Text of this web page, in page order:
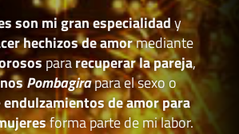
son mi gran especialidady
hechizos de amormediante
pararecuperar la pareja,
Pombagirapara el sexo o
endulzamientos de amor para
forma parte de mi labor.